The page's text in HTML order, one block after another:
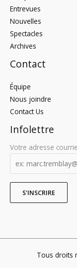
Entrevues
Nouvelles
Spectacles
Archives
Contact
Équipe
Nous joindre
Contact Us
Infolettre
Votre adresse
Tous droits